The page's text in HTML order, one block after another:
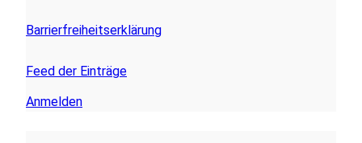
Barrierfreiheitserklärung
Feed der Einträge
Anmelden